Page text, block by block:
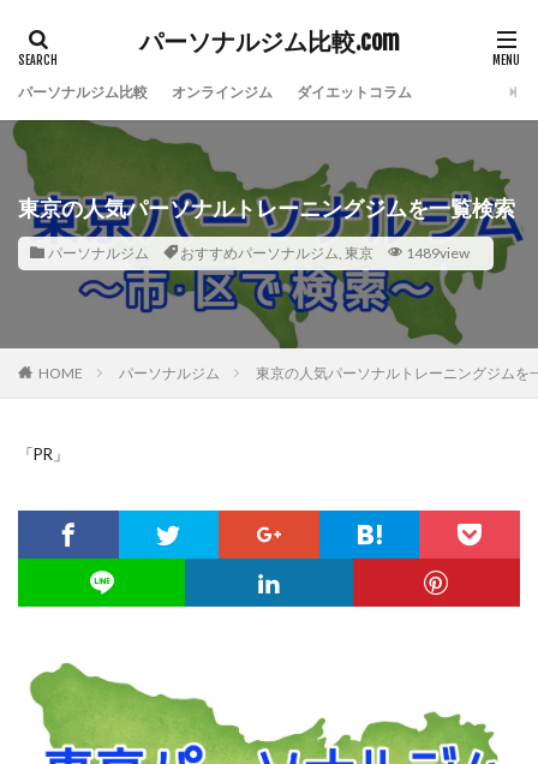
パーソナルジム比較.com
パーソナルジム比較 オンラインジム ダイエットコラム
東京の人気パーソナルトレーニングジムを一覧検索
パーソナルジム おすすめパーソナルジム, 東京 1489view
HOME パーソナルジム 東京の人気パーソナルトレーニングジムを
「PR」